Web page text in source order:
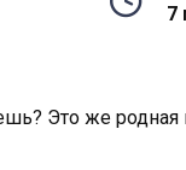
7
Это же родная